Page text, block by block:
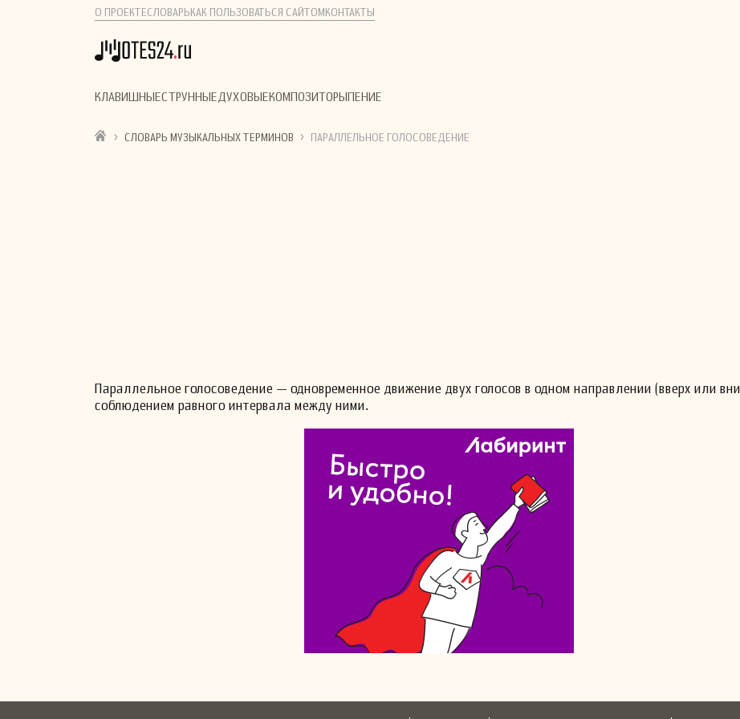
О ПРОЕКТЕСЛОВАРЬ КАК ПОЛЬЗОВАТЬСЯ САЙТОМ КОНТАКТЫ
КЛАВИШНЫЕСТРУННЫЕДУХОВЫЕКОМПОЗИТОРЫ ПЕНИЕ
› СЛОВАРЬ МУЗЫКАЛЬНЫХ ТЕРМИНОВ › ПАРАЛЛЕЛЬНОЕ ГОЛОСОВЕДЕНИЕ
Параллельное голосоведение — одновременное движение двух голосов в одном направлении (вверх или
соблюдением равного интервала между ними.